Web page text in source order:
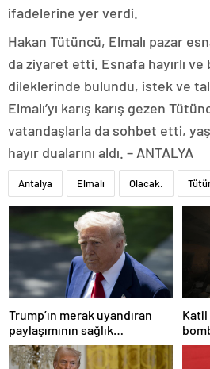
ifadelerine yer verdi.
Hakan Tütüncü, Elmalı pazar
da ziyaret etti. Esnafa hayırlı ve
dileklerinde bulundu, istek ve
Elmalı’yı karış karış gezen
vatandaşlarla da sohbet etti,
hayır dualarını aldı. – ANTALYA
Antalya Elmalı Olacak.
Trump’ın merak uyandıran
paylaşımının sağlık
sistemiyle ilgili kararname
olduğu anlaşıldı
Katil